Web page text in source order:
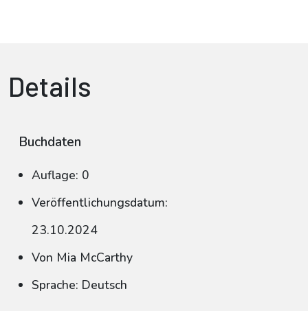
Details
Buchdaten
Auflage: 0
Veröffentlichungsdatum:
23.10.2024
Von Mia McCarthy
Sprache: Deutsch